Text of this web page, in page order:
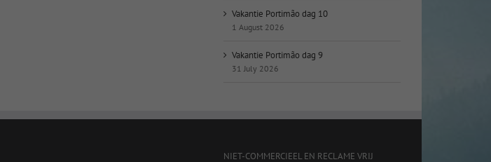
Vakantie Portimão dag 10
1 August 2026
Vakantie Portimão dag 9
31 July 2026
NIET-COMMERCIEEL EN RECLAME VRIJ